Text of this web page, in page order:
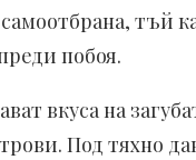
тъй
побоя.
вкуса на
Под тяхно